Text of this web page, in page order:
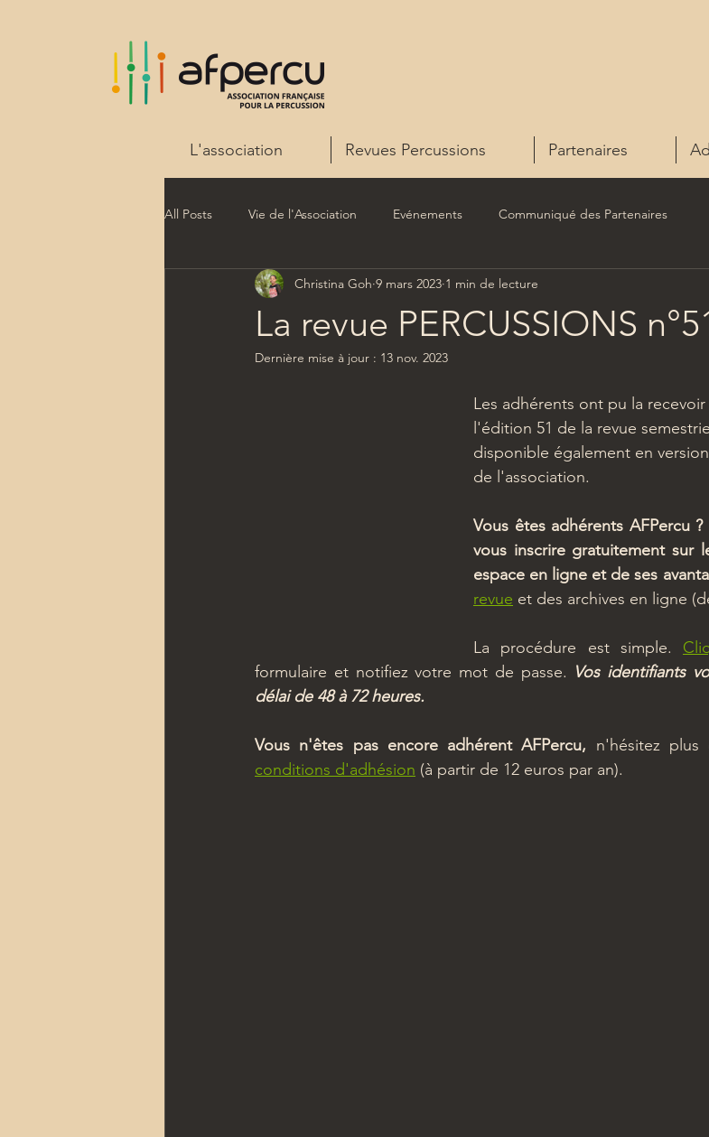
L'association Revues Percussions Partenaires
All Posts Vie de l'Association Evénements Communiqué des Partenaires
La revue PERCUSSIONS
Christina Goh 9 mars 2023 1 min de lecture
Dernière mise à jour : 13 nov. 2023
Les adhérents ont pu la
l'édition 51 de la revue
disponible également en
de l'association.
Vous êtes adhérents AFPercu ?
vous inscrire gratuitement
espace en ligne et de ses
revue et des archives en ligne
La procédure est simple.
formulaire et notifiez votre mot de passe. Vos identifiants
délai de 48 à 72 heures.
Vous n'êtes pas encore adhérent AFPercu,
conditions d'adhésion (à partir de 12 euros par an).